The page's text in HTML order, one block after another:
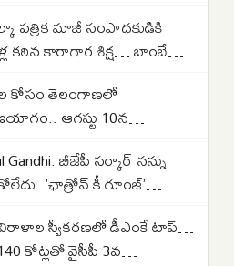
పత్రిక మాజీ సంపాదకుడికి
కఠిన కారాగార శిక్ష… బాంబే
కోసం తెలంగాణలో
ఆగస్టు 10న
Gandhi: బీజేపీ సర్కార్ నన్ను
కీ గూంజ్’
స్వీకరణలో డీఎంకే టాప్…
కోట్లతో వైసీపీ 3వ